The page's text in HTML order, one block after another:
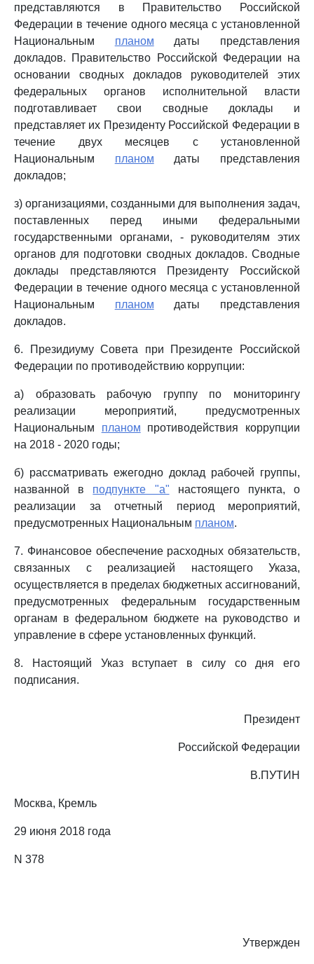
представляются в Правительство Российской
Федерации в течение одного месяца с установленной
Национальным планом даты представления
докладов. Правительство Российской Федерации на
основании сводных докладов руководителей этих
федеральных органов исполнительной власти
подготавливает свои сводные доклады и
представляет их Президенту Российской Федерации в
течение двух месяцев с установленной
Национальным планом даты представления
докладов;
з) организациями, созданными для выполнения задач,
поставленных перед иными федеральными
государственными органами, - руководителям этих
органов для подготовки сводных докладов. Сводные
доклады представляются Президенту Российской
Федерации в течение одного месяца с установленной
Национальным планом даты представления
докладов.
6. Президиуму Совета при Президенте Российской
Федерации по противодействию коррупции:
а) образовать рабочую группу по мониторингу
реализации мероприятий, предусмотренных
Национальным планом противодействия коррупции
на 2018 - 2020 годы;
б) рассматривать ежегодно доклад рабочей группы,
названной в подпункте "а" настоящего пункта, о
реализации за отчетный период мероприятий,
предусмотренных Национальным планом.
7. Финансовое обеспечение расходных обязательств,
связанных с реализацией настоящего Указа,
осуществляется в пределах бюджетных ассигнований,
предусмотренных федеральным государственным
органам в федеральном бюджете на руководство и
управление в сфере установленных функций.
8. Настоящий Указ вступает в силу со дня его
подписания.
Президент
Российской Федерации
В.ПУТИН
Москва, Кремль
29 июня 2018 года
N 378
Утвержден